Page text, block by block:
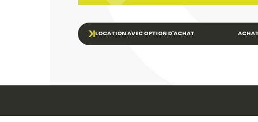
LOCATION AVEC OPTION D'ACHAT